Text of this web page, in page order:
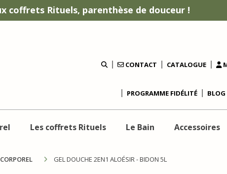
coffrets Rituels, parenthèse de douceur !
CONTACT CATALOGUE
PROGRAMME FIDÉLITÉ BLOG
Les coffrets Rituels Le Bain Accessoires
GEL DOUCHE 2EN1 ALOÉSIR - BIDON 5L